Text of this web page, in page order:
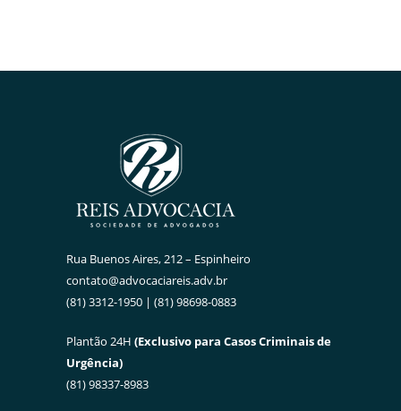
Rua Buenos Aires, 212 – Espinheiro
contato@advocaciareis.adv.br
(81) 3312-1950 | (81) 98698-0883
Plantão 24H (Exclusivo para Casos Criminais de
Urgência)
(81) 98337-8983